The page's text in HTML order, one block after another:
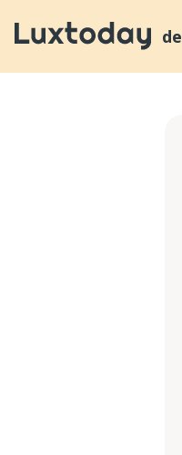
de